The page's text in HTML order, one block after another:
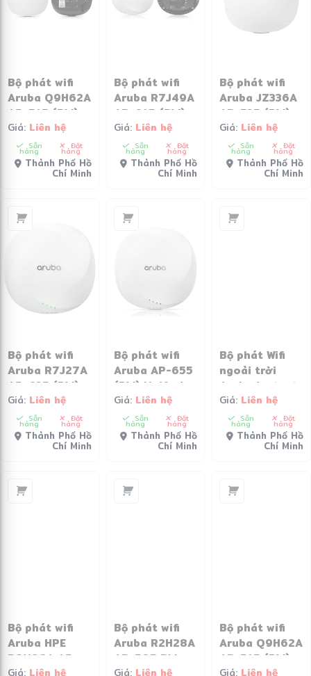
Bộ phát wifi
Aruba Q9H62A
AP-515 (RW)
Unified AP
Giá: Liên hệ
Sẵn
hàng Đặt
hàng
Thành Phố Hồ
Chí Minh
Bộ phát wifi
Aruba R7J49A
AP-615 (RW)
Unified AP
Giá: Liên hệ
Sẵn
hàng Đặt
hàng
Thành Phố Hồ
Chí Minh
Bộ phát wifi
Aruba JZ336A
AP-535 (RW)
Unified AP
Giá: Liên hệ
Sẵn
hàng Đặt
hàng
Thành Phố Hồ
Chí Minh
Bộ phát wifi
Aruba R7J27A
AP-635 (RW)
Unified AP
Giá: Liên hệ
Sẵn
hàng Đặt
hàng
Thành Phố Hồ
Chí Minh
Bộ phát wifi
Aruba AP-655
(RW) Unified
AP (R7J38A)
Giá: Liên hệ
Sẵn
hàng Đặt
hàng
Thành Phố Hồ
Chí Minh
Bộ phát Wifi
ngoài trời
Aruba Instant
On AP17 –
R2X11A
Giá: Liên hệ
Sẵn
hàng Đặt
hàng
Thành Phố Hồ
Chí Minh
Bộ phát wifi
Aruba HPE
R8M98A AP-
Giá: Liên hệ
Bộ phát wifi
Aruba R2H28A
AP-505 RW
Giá: Liên hệ
Bộ phát wifi
Aruba Q9H62A
AP-515 (RW)
Giá: Liên hệ